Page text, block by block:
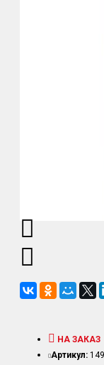
НА ЗАКАЗ
Артикул: